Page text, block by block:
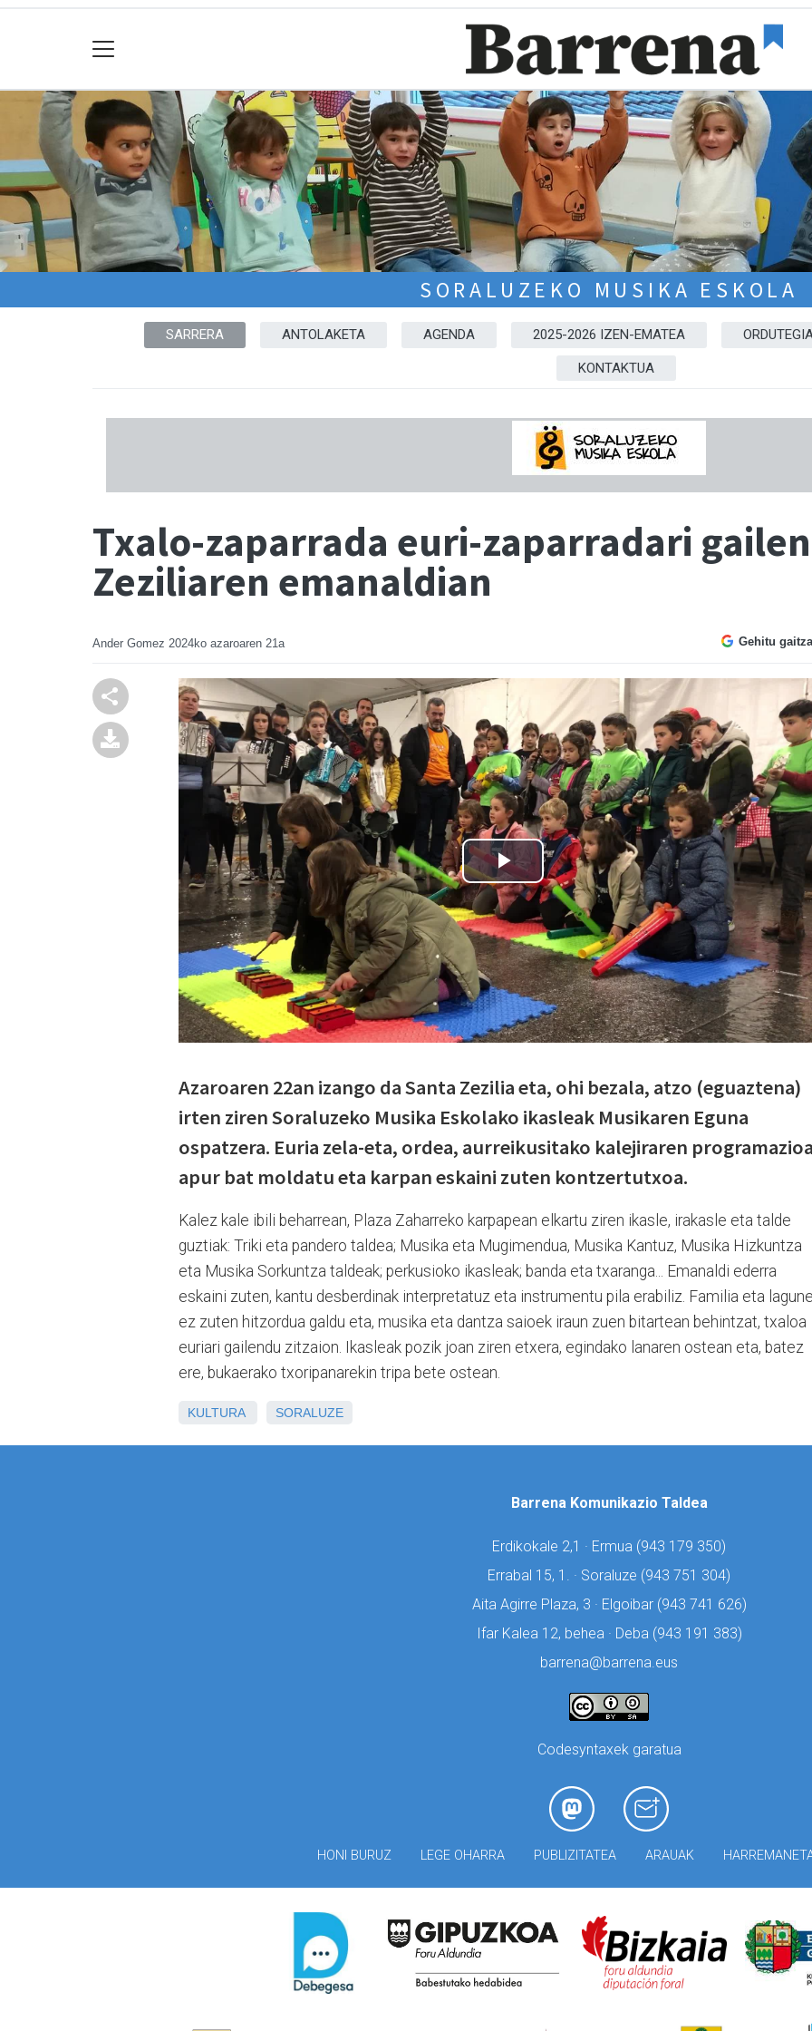
SORALUZEKO MUSIKA ESKOLA
SARRERA ANTOLAKETA AGENDA 2025-2026 IZEN-EMATEA
KONTAKTUA
Txalo-zaparrada euri-zaparradari
Zeziliaren emanaldian
Ander Gomez 2024ko azaroaren 21a Gehitu
Azaroaren 22an izango da Santa Zezilia eta, ohi bezala, atzo (eguaztena)
irten ziren Soraluzeko Musika Eskolako ikasleak Musikaren Eguna
ospatzera. Euria zela-eta, ordea, aurreikusitako kalejiraren
apur bat moldatu eta karpan eskaini zuten kontzertutxoa.
Kalez kale ibili beharrean, Plaza Zaharreko karpapean elkartu ziren ikasle, irakasle eta talde
guztiak: Triki eta pandero taldea; Musika eta Mugimendua, Musika Kantuz, Musika Hizkuntza
eta Musika Sorkuntza taldeak; perkusioko ikasleak; banda eta txaranga... Emanaldi ederra
eskaini zuten, kantu desberdinak interpretatuz eta instrumentu pila erabiliz. Familia eta
ez zuten hitzordua galdu eta, musika eta dantza saioek iraun zuen bitartean behintzat, txaloa
euriari gailendu zitzaion. Ikasleak pozik joan ziren etxera, egindako lanaren ostean eta, batez
ere, bukaerako txoripanarekin tripa bete ostean.
KULTURA SORALUZE
Barrena Komunikazio Taldea
Erdikokale 2,1 · Ermua (943 179 350)
Errabal 15, 1. · Soraluze (943 751 304)
Aita Agirre Plaza, 3 · Elgoibar (943 741 626)
Ifar Kalea 12, behea · Deba (943 191 383)
barrena@barrena.eus
Codesyntaxek garatua
HONI BURUZ LEGE OHARRA PUBLIZITATEA ARAUAK